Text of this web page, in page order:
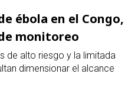
ébola en el Congo,
monitoreo
de alto riesgo y la limitada
dimensionar el alcance